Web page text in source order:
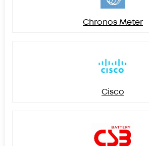
Chronos Meter
Cisco